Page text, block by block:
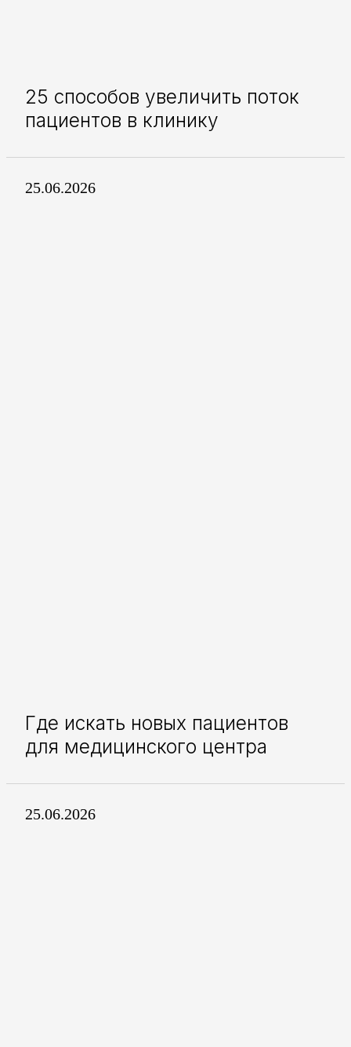
25 способов увеличить поток
пациентов в клинику
25.06.2026
Где искать новых пациентов
для медицинского центра
25.06.2026